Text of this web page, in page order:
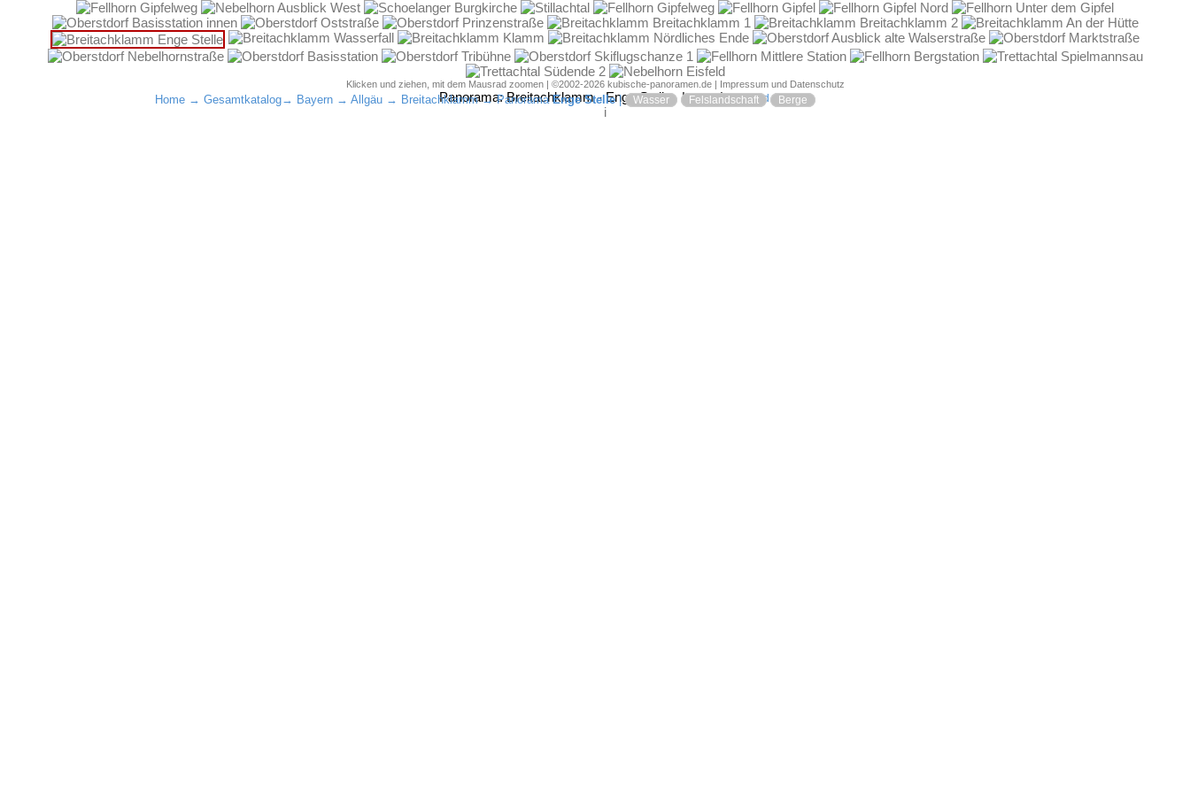
Klicken und ziehen, mit dem Mausrad zoomen | ©2002-2026 kubische-panoramen.de | Impressum und Datenschutz
Home→ Gesamtkatalog→ Bayern→ Allgäu→ Breitachklamm→ PanoramaEnge Stelle | Wasser Felslandschaft Berge
Panorama:Breitachklamm - Enge Stelle |Karte |JPG-Bild
i